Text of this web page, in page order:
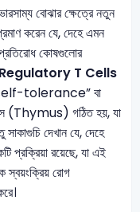
বোঝার ক্ষেত্রে নতুন
করেন যে, দেহে এমন
কোষগুলোর
Regulatory T Cells
“self-tolerance” বা
(Thymus) গঠিত হয়, যা
দেখান যে, দেহে
প্রক্রিয়া রয়েছে, যা এই
স্বয়ংক্রিয় রোগ